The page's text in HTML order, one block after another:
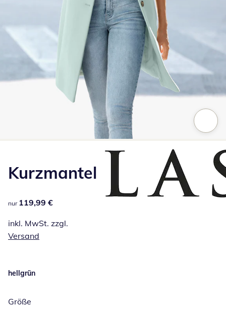
Kurzmantel
119,99 €
nur 119,99 €
inkl. MwSt. zzgl.
Versand
hellgrün
Größe